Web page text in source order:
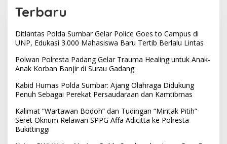
Terbaru
Ditlantas Polda Sumbar Gelar Police Goes to Campus di
UNP, Edukasi 3.000 Mahasiswa Baru Tertib Berlalu Lintas
Polwan Polresta Padang Gelar Trauma Healing untuk Anak-
Anak Korban Banjir di Surau Gadang
Kabid Humas Polda Sumbar: Ajang Olahraga Didukung
Penuh Sebagai Perekat Persaudaraan dan Kamtibmas
Kalimat “Wartawan Bodoh” dan Tudingan “Mintak Pitih”
Seret Oknum Relawan SPPG Affa Adicitta ke Polresta
Bukittinggi